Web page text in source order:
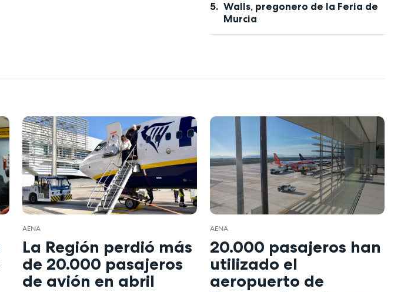
Walls, pregonero de la Feria de
Murcia
AENA
La Región perdió más
de 20.000 pasajeros
de avión en abril
AENA
20.000 pasajeros han
utilizado el
aeropuerto de